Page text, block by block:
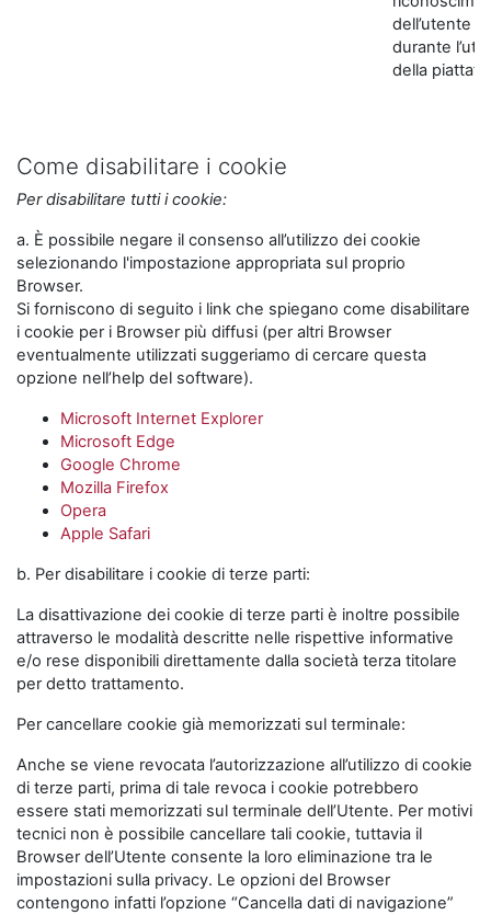
dell’utente
durante
della
Come disabilitare i cookie
Per disabilitare tutti i cookie:
a. È possibile negare il consenso all’utilizzo dei cookie
selezionando l'impostazione appropriata sul proprio
Browser.
Si forniscono di seguito i link che spiegano come disabilitare
i cookie per i Browser più diffusi (per altri Browser
eventualmente utilizzati suggeriamo di cercare questa
opzione nell’help del software).
Microsoft Internet Explorer
Microsoft Edge
Google Chrome
Mozilla Firefox
Opera
Apple Safari
b. Per disabilitare i cookie di terze parti:
La disattivazione dei cookie di terze parti è inoltre possibile
attraverso le modalità descritte nelle rispettive informative
e/o rese disponibili direttamente dalla società terza titolare
per detto trattamento.
Per cancellare cookie già memorizzati sul terminale:
Anche se viene revocata l’autorizzazione all’utilizzo di cookie
di terze parti, prima di tale revoca i cookie potrebbero
essere stati memorizzati sul terminale dell’Utente. Per motivi
tecnici non è possibile cancellare tali cookie, tuttavia il
Browser dell’Utente consente la loro eliminazione tra le
impostazioni sulla privacy. Le opzioni del Browser
contengono infatti l’opzione “Cancella dati di navigazione”